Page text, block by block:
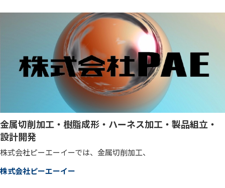
金属切削加工・樹脂成形・ハーネス加工・製品組立・
設計開発
株式会社ピーエーイーでは、金属切削加工、
株式会社ピーエーイー